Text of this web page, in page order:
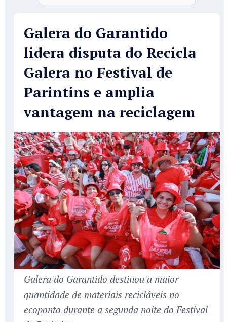
Galera do Garantido
lidera disputa do Recicla
Galera no Festival de
Parintins e amplia
vantagem na reciclagem
Galera do Garantido destinou a maior
quantidade de materiais recicláveis no
ecoponto durante a segunda noite do Festival